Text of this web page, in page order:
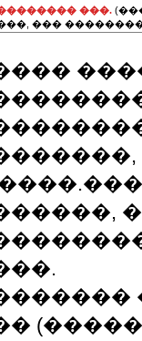
���.
���